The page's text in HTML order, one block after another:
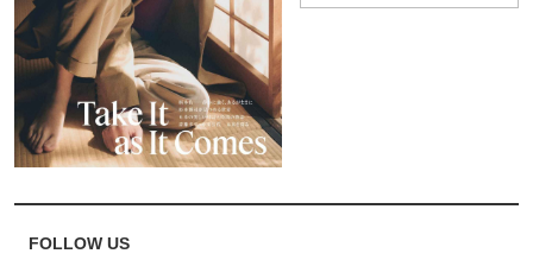
FOLLOW US